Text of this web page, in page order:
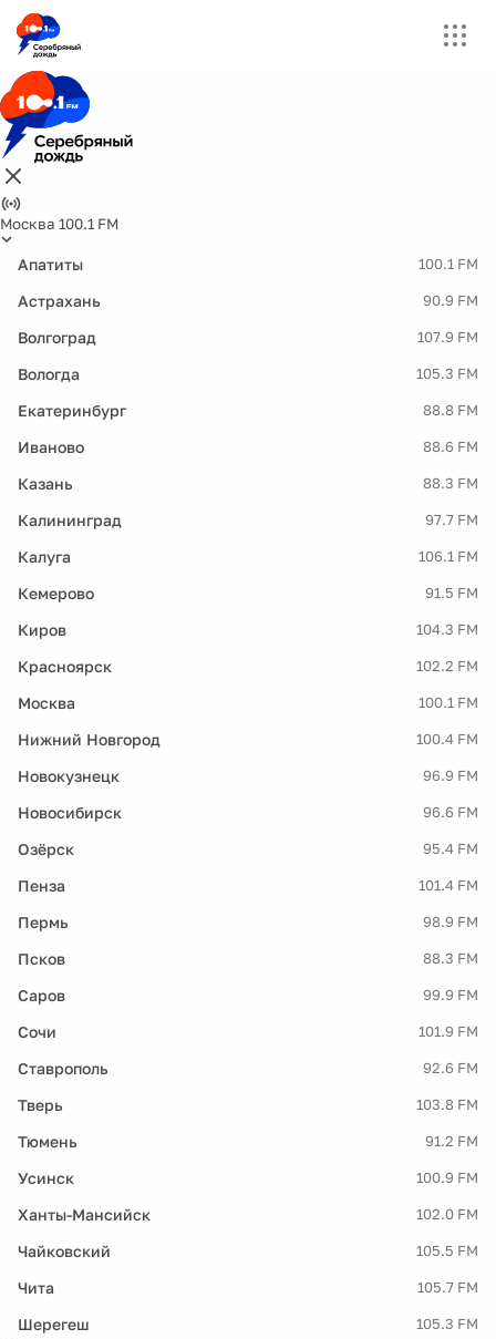
Москва 100.1 FM
Апатиты 100.1 FM
Астрахань 90.9 FM
Волгоград 107.9 FM
Вологда 105.3 FM
Екатеринбург 88.8 FM
Иваново 88.6 FM
Казань 88.3 FM
Калининград 97.7 FM
Калуга 106.1 FM
Кемерово 91.5 FM
Киров 104.3 FM
Красноярск 102.2 FM
Москва 100.1 FM
Нижний Новгород 100.4 FM
Новокузнецк 96.9 FM
Новосибирск 96.6 FM
Озёрск 95.4 FM
Пенза 101.4 FM
Пермь 98.9 FM
Псков 88.3 FM
Саров 99.9 FM
Сочи 101.9 FM
Ставрополь 92.6 FM
Тверь 103.8 FM
Тюмень 91.2 FM
Усинск 100.9 FM
Ханты-Мансийск 102.0 FM
Чайковский 105.5 FM
Чита 105.7 FM
Шерегеш 105.3 FM